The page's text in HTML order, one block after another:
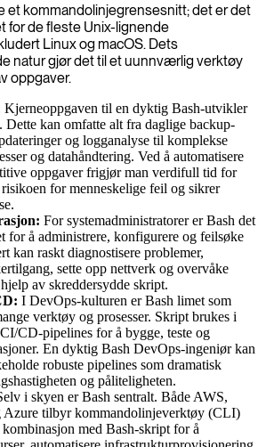
et kommandolinjegrensesnitt; det er det
for de fleste Unix-lignende
Linux og macOS. Dets
natur gjør det til et uunnværlig verktøy
oppgaver.
Kjerneoppgaven til en dyktig Bash-utvikler
Dette kan omfatte alt fra daglige backup-
og logganalyse til komplekse
og datahåndtering. Ved å automatisere
oppgaver frigjør man verdifull tid for
risikoen for menneskelige feil og sikrer
For systemadministratorer er Bash det
for å administrere, konfigurere og feilsøke
kan raskt diagnostisere problemer,
sette opp nettverk og overvåke
av skreddersydde skript.
I DevOps-kulturen er Bash limet som
verktøy og prosesser. Skript brukes i
CD-pipelines for å bygge, teste og
En dyktig Bash DevOps-ingeniør kan
robuste pipelines som dramatisk
og påliteligheten.
i skyen er Bash sentralt. Både AWS,
Azure tilbyr kommandolinjeverktøy (CLI)
med Bash-skript for å